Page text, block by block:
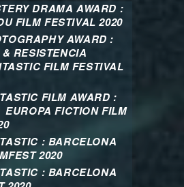
DRAMA AWARD :
FILM FESTIVAL 2020
AWARD :
RESISTENCIA
FILM FESTIVAL
FILM AWARD :
FICTION FILM
: BARCELONA
2020
: BARCELONA